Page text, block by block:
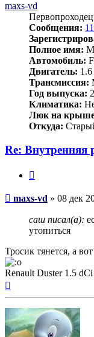
maxs-vd
Первопроходец
Сообщения:
Полное имя:
Автомобиль:
Двигатель:
Трансмиссия:
Год выпуска:
Климатика:
Люк на
Откуда:
Re: Внутренняя
Сообщение
maxs-vd » 08 дек
саш писал(а):
утопиться
Тросик тянется, а
Renault Duster 1.5